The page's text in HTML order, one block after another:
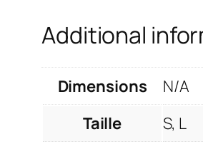
Additional
Dimensions
N/A
Taille
S, L